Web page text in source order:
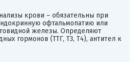
крови – обязательны при
офтальмопатию или
железы. Определяют
гормонов (ТТГ, Т3, Т4), антител к